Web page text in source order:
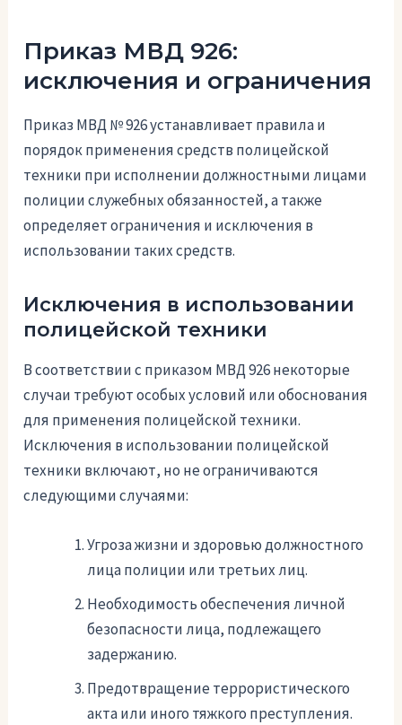
Приказ МВД 926:
исключения и ограничения
Приказ МВД № 926 устанавливает правила и
порядок применения средств полицейской
техники при исполнении должностными лицами
полиции служебных обязанностей, а также
определяет ограничения и исключения в
использовании таких средств.
Исключения в использовании
полицейской техники
В соответствии с приказом МВД 926 некоторые
случаи требуют особых условий или обоснования
для применения полицейской техники.
Исключения в использовании полицейской
техники включают, но не ограничиваются
следующими случаями:
Угроза жизни и здоровью должностного
лица полиции или третьих лиц.
Необходимость обеспечения личной
безопасности лица, подлежащего
задержанию.
Предотвращение террористического
акта или иного тяжкого преступления.